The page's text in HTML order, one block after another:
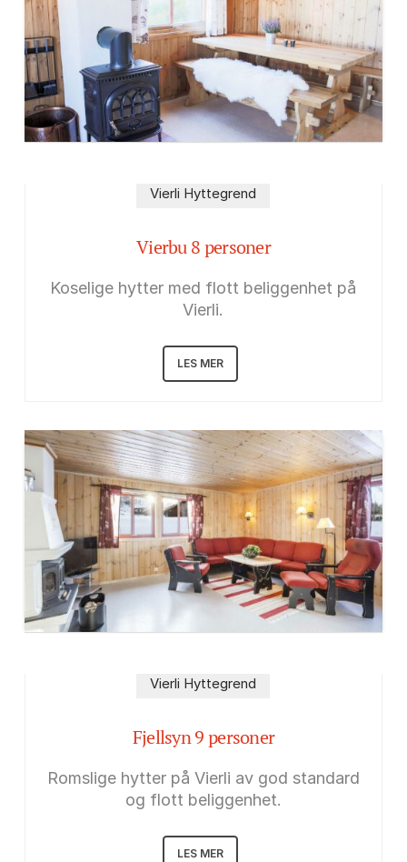
Vierli Hyttegrend
Vierbu 8 personer
Koselige hytter med flott beliggenhet på
Vierli.
LES MER
Vierli Hyttegrend
Fjellsyn 9 personer
Romslige hytter på Vierli av god standard
og flott beliggenhet.
LES MER